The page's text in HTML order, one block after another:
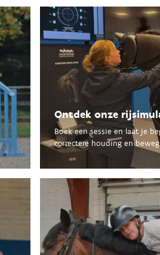
Ontdek onze
Boek een sessie en laat je
correctere houding en